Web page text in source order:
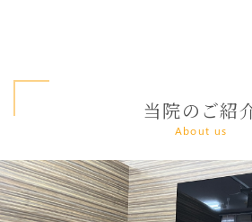
当院のご紹
About us